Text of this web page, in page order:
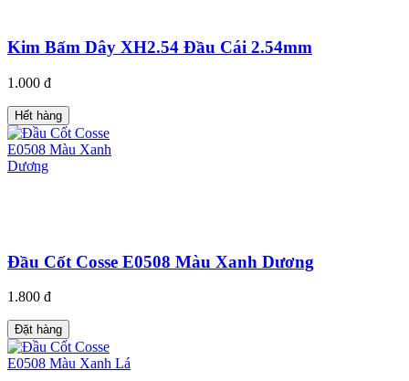
Kim Bấm Dây XH2.54 Đầu Cái 2.54mm
1.000 đ
Hết hàng
Đầu Cốt Cosse E0508 Màu Xanh Dương
1.800 đ
Đặt hàng